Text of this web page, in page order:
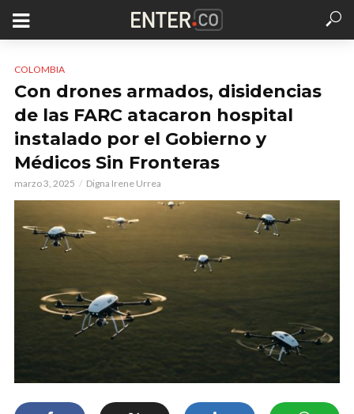
COLOMBIA
Con drones armados, disidencias
de las FARC atacaron hospital
instalado por el Gobierno y
Médicos Sin Fronteras
marzo 3, 2025 Digna Irene Urrea